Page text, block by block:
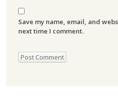
Save my name, email, and
next time I comment.